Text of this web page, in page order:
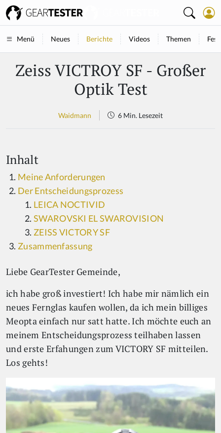
Menü Neues Berichte Videos Themen
Zeiss VICTROY SF - Großer
Optik Test
Waidmann 6 Min. Lesezeit
Inhalt
Meine Anforderungen
Der Entscheidungsprozess
LEICA NOCTIVID
SWAROVSKI EL SWAROVISION
ZEISS VICTORY SF
Zusammenfassung
Liebe GearTester Gemeinde,
ich habe groß investiert! Ich habe mir nämlich ein
neues Fernglas kaufen wollen, da ich mein billiges
Meopta einfach nur satt hatte. Ich möchte euch an
meinem Entscheidungsprozess teilhaben lassen
und erste Erfahungen zum VICTORY SF mitteilen.
Los gehts!